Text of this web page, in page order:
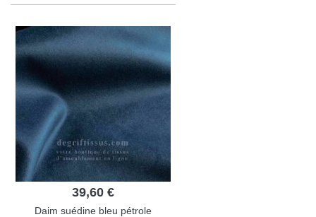
39,60 €
Daim suédine bleu pétrole